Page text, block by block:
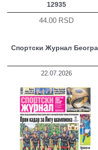
12935
44.00 RSD
Спортски Журнал
22.07.2026